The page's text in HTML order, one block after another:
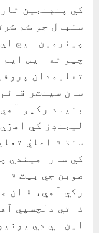
کي پنهنجين
سنڀال جو ڪم
چيئرمين ايڇ
چيو ته ايس
تعليمدان
سان سينٽر
بنياد رکيو
ليجنڊز کي
سنڌ ۾ اعليٰ
کي ساراهيندي
صوبن جي ڀيٽ ۾
رکي آهي، ۽ ان
ذاتي دلچسپي
اين اي ڊي